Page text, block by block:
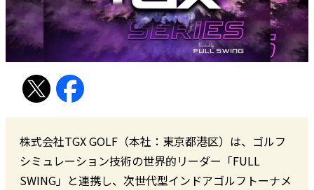
株式会社TGX GOLF（本社：東京都港区）は、ゴルフ
シミュレーション技術の世界的リーダー「FULL
SWING」と連携し、次世代型インドアゴルフトーナメ